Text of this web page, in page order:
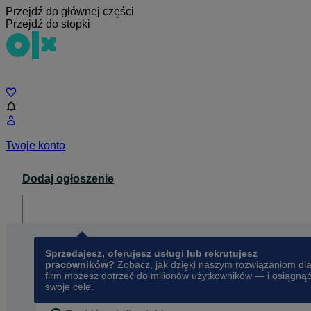
Przejdź do głównej części
Przejdź do stopki
Twoje konto
Dodaj ogłoszenie
Sprzedajesz, oferujesz usługi lub rekrutujesz
pracowników? Zobacz, jak dzięki naszym rozwiązaniom dla
firm możesz dotrzeć do milionów użytkowników — i osiągnąć
swoje cele.